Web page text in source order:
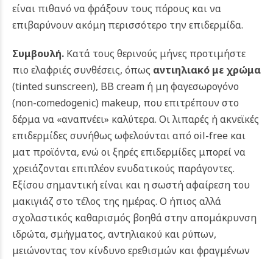
είναι πιθανό να φράξουν τους πόρους και να
επιβαρύνουν ακόμη περισσότερο την επιδερμίδα.
Συμβουλή. Κατά τους θερινούς μήνες προτιμήστε
πιο ελαφριές συνθέσεις, όπως αντιηλιακό με χρώμα
(tinted sunscreen), BB cream ή μη φαγεσωρογόνο
(non-comedogenic) makeup, που επιτρέπουν στο
δέρμα να «αναπνέει» καλύτερα. Οι λιπαρές ή ακνεϊκές
επιδερμίδες συνήθως ωφελούνται από oil-free και
ματ προϊόντα, ενώ οι ξηρές επιδερμίδες μπορεί να
χρειάζονται επιπλέον ενυδατικούς παράγοντες.
Εξίσου σημαντική είναι και η σωστή αφαίρεση του
μακιγιάζ στο τέλος της ημέρας. Ο ήπιος αλλά
σχολαστικός καθαρισμός βοηθά στην απομάκρυνση
ιδρώτα, σμήγματος, αντηλιακού και ρύπων,
μειώνοντας τον κίνδυνο ερεθισμών και φραγμένων